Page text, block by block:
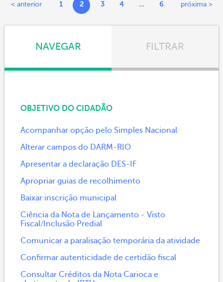
< anterior 1 2 3 4 … 6 próxima >
NAVEGAR FILTRAR
OBJETIVO DO CIDADÃO
Acompanhar opção pelo Simples Nacional
Alterar campos do DARM-RIO
Apresentar a declaração DES-IF
Apropriar guias de recolhimento
Baixar inscrição municipal
Ciência da Nota de Lançamento - Visto
Fiscal/Inclusão Predial
Comunicar a paralisação temporária da atividade
Confirmar autenticidade de certidão fiscal
Consultar Créditos da Nota Carioca e